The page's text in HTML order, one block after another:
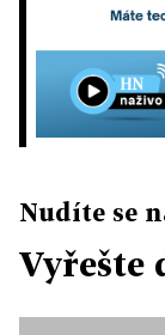
Nudíte se
Vyřešte